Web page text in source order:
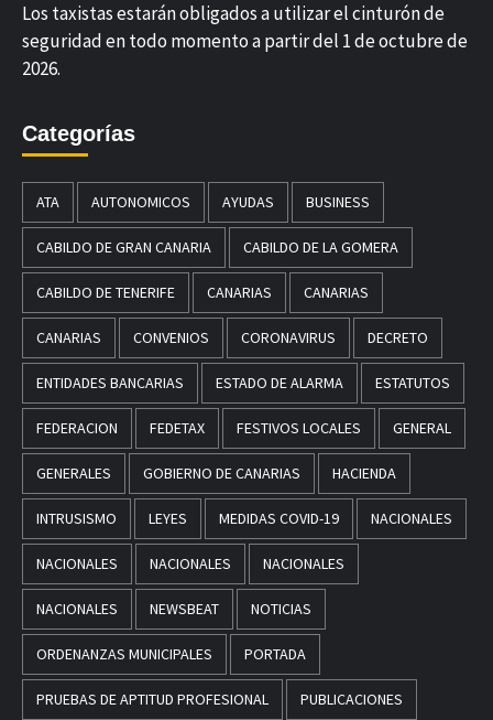
Los taxistas estarán obligados a utilizar el cinturón de
seguridad en todo momento a partir del 1 de octubre de
2026.
Categorías
ATA AUTONOMICOS AYUDAS BUSINESS
CABILDO DE GRAN CANARIA CABILDO DE LA GOMERA
CABILDO DE TENERIFE CANARIAS CANARIAS
CANARIAS CONVENIOS CORONAVIRUS DECRETO
ENTIDADES BANCARIAS ESTADO DE ALARMA ESTATUTOS
FEDERACION FEDETAX FESTIVOS LOCALES GENERAL
GENERALES GOBIERNO DE CANARIAS HACIENDA
INTRUSISMO LEYES MEDIDAS COVID-19 NACIONALES
NACIONALES NACIONALES NACIONALES
NACIONALES NEWSBEAT NOTICIAS
ORDENANZAS MUNICIPALES PORTADA
PRUEBAS DE APTITUD PROFESIONAL PUBLICACIONES